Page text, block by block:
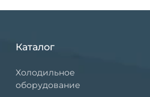
Каталог
Холодильное
оборудование